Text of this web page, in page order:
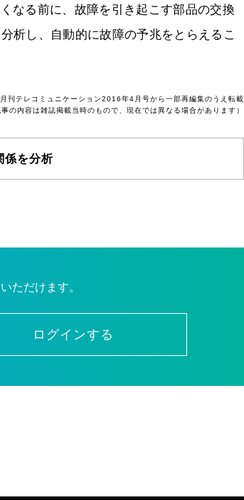
なる前に、故障を引き起こす部品の交換
析し、自動的に故障の予兆をとらえるこ
月刊テレコミュニケーション2016年4月号から一部再編集のうえ転載
事の内容は雑誌掲載当時のもので、現在では異なる場合があります）
を分析
ただけます。
ログインする